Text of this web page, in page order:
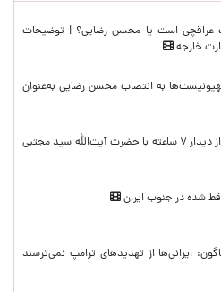
عراقچی است یا محسن رضایی؟ | توضیحات
خارجه
به انتصاب محسن رضایی به‌عنوان
روایت پزشکیان از دیدار ۷ ساعته با حضرت آیت‌الله سید مجتبی
شده در جنوب ایران
ایرانی‌ها از تهدیدهای ترامپ نمی‌ترسند